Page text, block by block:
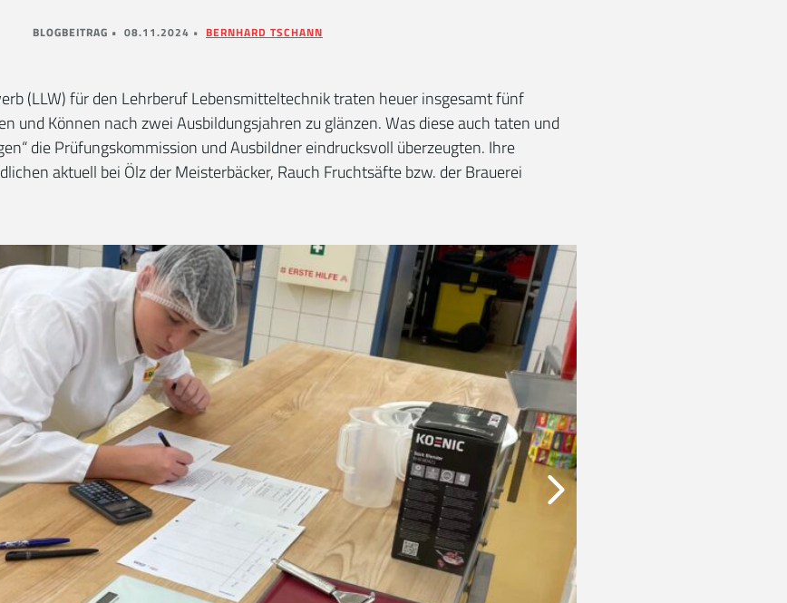
BLOGBEITRAG • 08.11.2024 • BERNHARD TSCHANN
(LLW) für den Lehrberuf Lebensmitteltechnik traten heuer insgesamt fünf
und Können nach zwei Ausbildungsjahren zu glänzen. Was diese auch taten und
die Prüfungskommission und Ausbildner eindrucksvoll überzeugten. Ihre
aktuell bei Ölz der Meisterbäcker, Rauch Fruchtsäfte bzw. der Brauerei